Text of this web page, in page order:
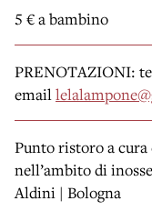
5 € a bambino
PRENOTAZIONI:
email
Punto ristoro a cura
nell’ambito di
Aldini | Bologna